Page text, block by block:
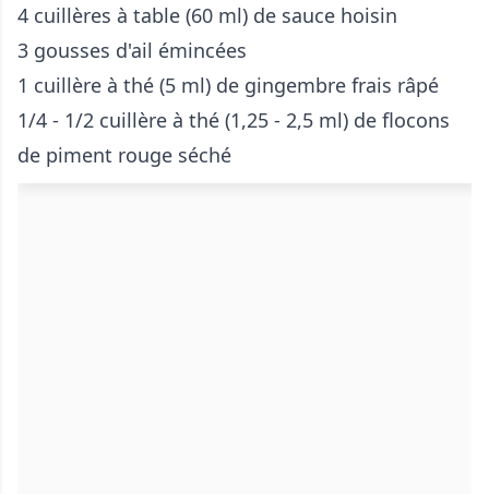
4 cuillères à table (60 ml) de sauce hoisin
3 gousses d'ail émincées
1 cuillère à thé (5 ml) de gingembre frais râpé
1/4 - 1/2 cuillère à thé (1,25 - 2,5 ml) de flocons
de piment rouge séché